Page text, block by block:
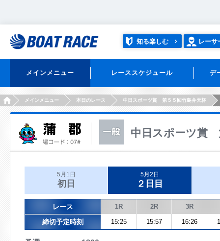
知る楽しむ レーサ
メインメニュー レーススケジュール デ
HOMEメインメニュー 本日のレース 中日スポーツ賞 第５５回竹島弁天杯
中日スポーツ賞
5月1日
初日
5月2日
２日目
レース 1R 2R 3R
締切予定時刻 15:25 15:57 16:26